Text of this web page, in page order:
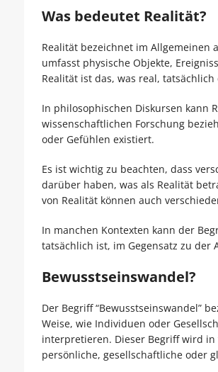
Was bedeutet Realität?
Realität bezeichnet im Allgemeinen
umfasst physische Objekte,
Realität ist das, was real,
In philosophischen Diskursen kann
wissenschaftlichen Forschung
oder Gefühlen existiert.
Es ist wichtig zu beachten, dass
darüber haben, was als Realität
von Realität können auch
In manchen Kontexten kann der
tatsächlich ist, im Gegensatz zu der
Bewusstseinswandel?
Der Begriff “Bewusstseinswandel”
Weise, wie Individuen oder
interpretieren. Dieser Begriff wird
persönliche, gesellschaftliche oder